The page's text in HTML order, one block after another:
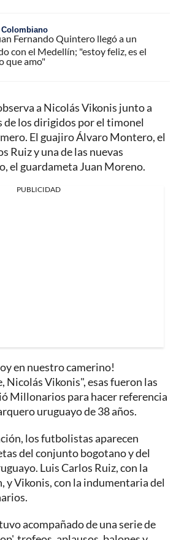
Fernando Quintero llegó a un
con el Medellín; "estoy feliz, es el
que amo"
a Nicolás Vikonis junto a
de los dirigidos por el timonel
El guajiro Álvaro Montero, el
Ruiz y una de las nuevas
el guardameta Juan Moreno.
PUBLICIDAD
en nuestro camerino!
Nicolás Vikonis", esas fueron las
Millonarios para hacer referencia
uruguayo de 38 años.
los futbolistas aparecen
del conjunto bogotano y del
Luis Carlos Ruiz, con la
y Vikonis, con la indumentaria del
acompañado de una serie de